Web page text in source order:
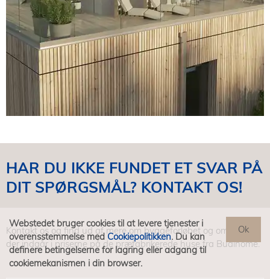
HAR DU IKKE FUNDET ET SVAR PÅ
DIT SPØRGSMÅL? KONTAKT OS!
Kontakt os og find ud af mere om byggeforløbet og om hvad
der indgår i priserne på de præfabrikerede huse fra Budihome.
Webstedet bruger cookies til at levere tjenester i
overensstemmelse medCookiepolitikken. Du kan
definere betingelserne for lagring eller adgang til
cookiemekanismen i din browser.